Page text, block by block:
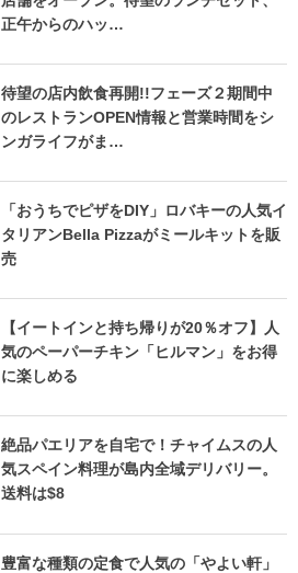
正午からのハッ…
待望の店内飲食再開!!フェーズ２期間中
のレストランOPEN情報と営業時間をシ
ンガライフがま…
「おうちでピザをDIY」ロバキーの人気イ
タリアンBella Pizzaがミールキットを販
売
【イートインと持ち帰りが20％オフ】人
気のペーパーチキン「ヒルマン」をお得
に楽しめる
絶品パエリアを自宅で！チャイムスの人
気スペイン料理が島内全域デリバリー。
送料は$8
豊富な種類の定食で人気の「やよい軒」